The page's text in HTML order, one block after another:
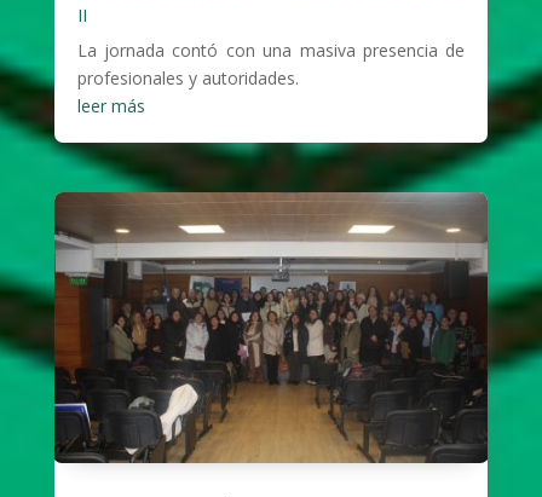
II
La jornada contó con una masiva presencia de
profesionales y autoridades.
leer más